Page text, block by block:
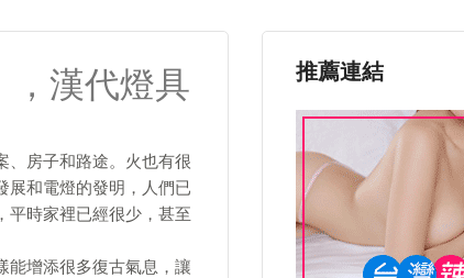
，漢代燈具
、房子和路途。火也有很
展和電燈的發明，人們已
平時家裡已經很少，甚至
能增添很多復古氣息，讓
推薦連結